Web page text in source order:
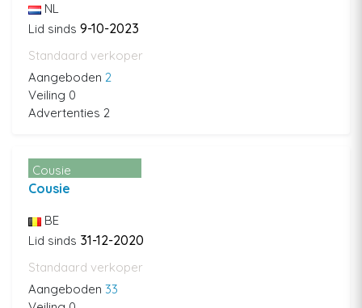
NL
Lid sinds 9-10-2023
Standaard verkoper
Aangeboden 2
Veiling 0
Advertenties 2
Cousie
Cousie
BE
Lid sinds 31-12-2020
Standaard verkoper
Aangeboden 33